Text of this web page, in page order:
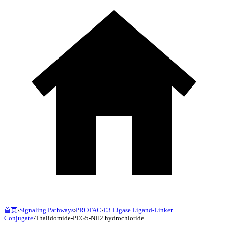
首页›Signaling Pathways›PROTAC›E3 Ligase Ligand-Linker
Conjugate›Thalidomide-PEG5-NH2 hydrochloride